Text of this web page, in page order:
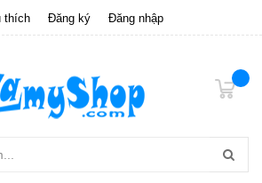
thích Đăng ký Đăng nhập